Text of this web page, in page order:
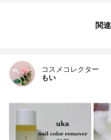
関
コスメコレクター
もい